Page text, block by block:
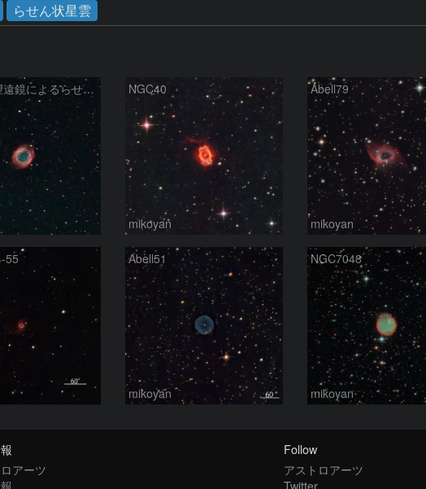
らせん状星雲
スマート望遠鏡によるらせん星雲 NGC40
mikoyan
Abell79
mikoyan
55 Abell51
mikoyan
NGC7048
mikoyan
アーツ
Follow
アストロアーツ
Twitter